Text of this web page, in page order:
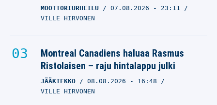
MOOTTORIURHEILU 07.08.2026 - 23:11
VILLE HIRVONEN
Montreal Canadiens haluaa Rasmus
Ristolaisen – raju hintalappu julki
JÄÄKIEKKO 08.08.2026 - 16:48
VILLE HIRVONEN